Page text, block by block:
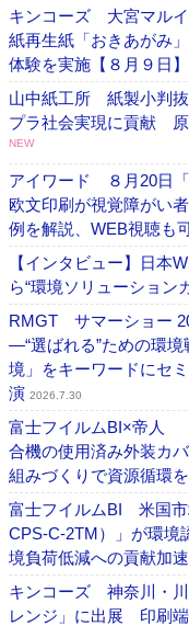
キンコーズ 大宮マル
紙再生紙「おきあがみ
体験を実施【８月９日】
山中紙工所 紙製小判
プラ社会実現に貢献 原
NEW
アイワード ８月20日
欧文印刷が視覚障がい
例を解説、WEB視聴も
【インタビュー】日
ら“環境ソリューション
RMGT サマーショー
―“選ばれる”ための環
境」をキーワードにセ
演 2026.7.30
富士フイルムBI×帝人
合機の使用済み外装カ
組みづくりで資源循環
富士フイルムBI 米国市
CPS-C-2TM）」が環
境負荷低減への貢献加
キンコーズ 神奈川・川
レンジ」に出展 印刷